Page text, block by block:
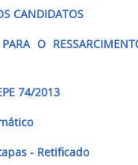
CANDIDATOS
PARA O
74/2013
- Retificado